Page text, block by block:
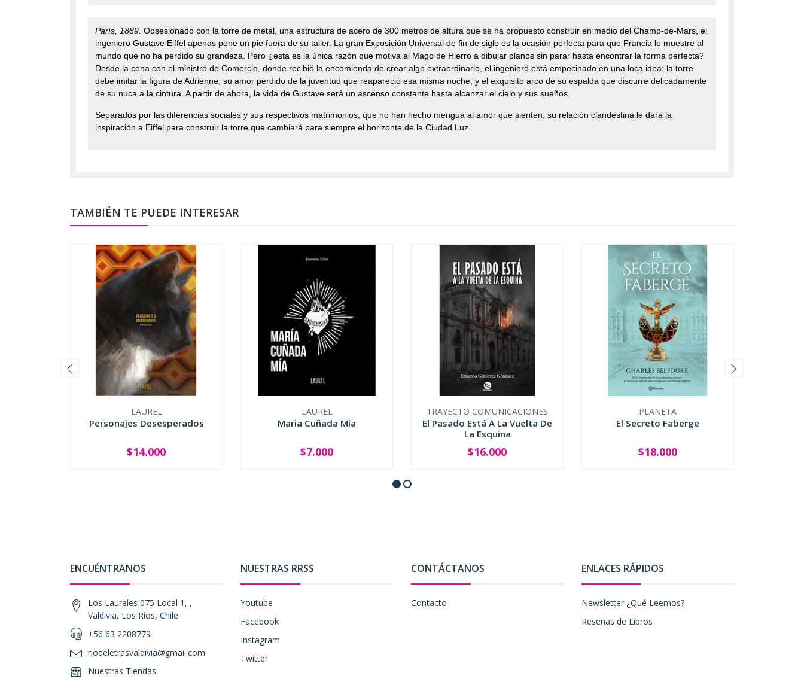
París, 1889. Obsesionado con la torre de metal, una estructura de acero de 300 metros de altura que se ha propuesto construir en medio del Champ-de-Mars, el
ingeniero Gustave Eiffel apenas pone un pie fuera de su taller. La gran Exposición Universal de fin de siglo es la ocasión perfecta para que Francia le muestre al
mundo que no ha perdido su grandeza. Pero ¿esta es la única razón que motiva al Mago de Hierro a dibujar planos sin parar hasta encontrar la forma perfecta?
Desde la cena con el ministro de Comercio, donde recibió la encomienda de crear algo extraordinario, el ingeniero está empecinado en una loca idea: la torre
debe imitar la figura de Adrienne, su amor perdido de la juventud que reapareció esa misma noche, y el exquisito arco de su espalda que discurre delicadamente
de su nuca a la cintura. A partir de ahora, la vida de Gustave será un ascenso constante hasta alcanzar el cielo y sus sueños.
Separados por las diferencias sociales y sus respectivos matrimonios, que no han hecho mengua al amor que sienten, su relación clandestina le dará la
inspiración a Eiffel para construir la torre que cambiará para siempre el horizonte de la Ciudad Luz.
TAMBIÉN TE PUEDE INTERESAR
LAUREL
Personajes Desesperados
+
$14.000
LAUREL
Maria Cuñada Mia
+
$7.000
TRAYECTO COMUNICACIONES
El Pasado Está A La Vuelta De
La Esquina
+
$16.000
PLANETA
El Secreto Faberge
+
$18.000
ENCUÉNTRANOS
Los Laureles 075 Local 1, ,
Valdivia, Los Ríos, Chile
+56 63 2208779
riodeletrasvaldivia@gmail.com
Nuestras Tiendas
NUESTRAS RRSS
Youtube
Facebook
Instagram
Twitter
CONTÁCTANOS
Contacto
ENLACES RÁPIDOS
Newsletter ¿Qué Leemos?
Reseñas de Libros